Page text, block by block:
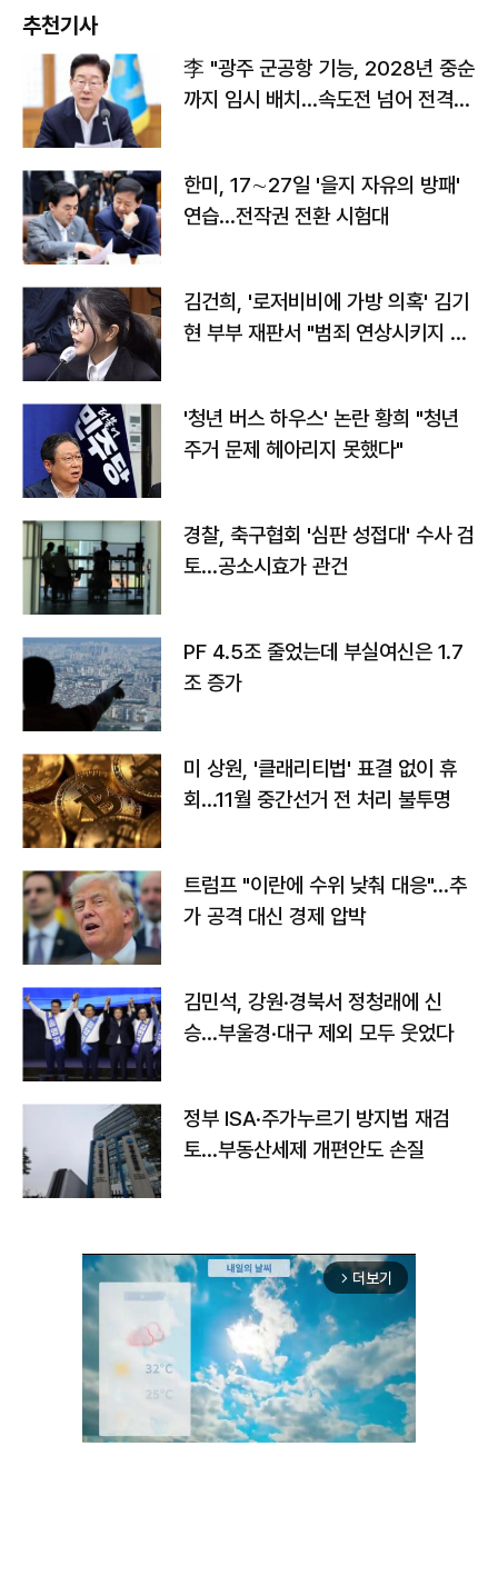
추천기사
李 "광주 군공항 기능, 2028년 중순
까지 임시 배치…속도전 넘어 전격
한미, 17∼27일 '을지 자유의 방패'
연습…전작권 전환 시험대
김건희, '로저비비에 가방 의혹' 김기
현 부부 재판서 "범죄 연상시키지 말
'청년 버스 하우스' 논란 황희 "청년
주거 문제 헤아리지 못했다"
경찰, 축구협회 '심판 성접대' 수사 검
토…공소시효가 관건
PF 4.5조 줄었는데 부실여신은 1.7
조 증가
미 상원, '클래리티법' 표결 없이 휴
회…11월 중간선거 전 처리 불투명
트럼프 "이란에 수위 낮춰 대응"…추
가 공격 대신 경제 압박
김민석, 강원·경북서 정청래에 신
승…부울경·대구 제외 모두 웃었다
정부 ISA·주가누르기 방지법 재검
토…부동산세제 개편안도 손질
arrow_forward_ios 더보기